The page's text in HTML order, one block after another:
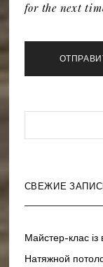
for the next
СВЕЖИЕ
Майстер-клас
Натяжной